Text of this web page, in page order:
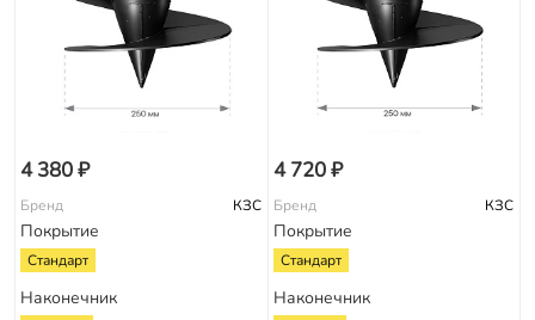
4 380 ₽
Бренд КЗС
Покрытие
Стандарт
Наконечник
4 720 ₽
Бренд КЗС
Покрытие
Стандарт
Наконечник